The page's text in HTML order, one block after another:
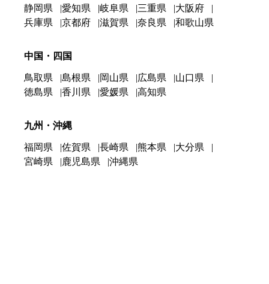
静岡県 愛知県 岐阜県 三重県
大阪府
兵庫県
京都府 滋賀県 奈良県 和歌山県
中国・四国
鳥取県 島根県 岡山県 広島県
山口県
徳島県
香川県 愛媛県 高知県
九州・沖縄
福岡県 佐賀県 長崎県 熊本県
大分県
宮崎県
鹿児島県 沖縄県